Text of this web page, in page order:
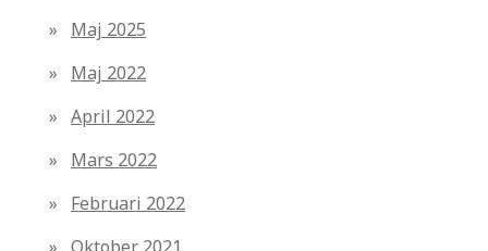
Maj 2025
Maj 2022
April 2022
Mars 2022
Februari 2022